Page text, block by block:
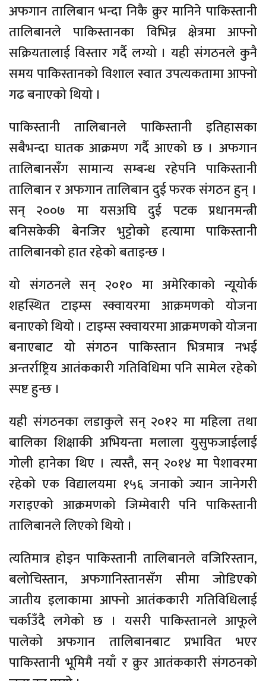
अफगान तालिबान भन्दा निकै क्रुर मानिने पाकिस्तानी
तालिबानले पाकिस्तानका विभिन्न क्षेत्रमा आफ्नो
सक्रियतालाई विस्तार गर्दै लग्यो । यही संगठनले कुनै
समय पाकिस्तानको विशाल स्वात उपत्यकतामा आफ्नो
गढ बनाएको थियो ।
पाकिस्तानी तालिबानले पाकिस्तानी इतिहासका
सबैभन्दा घातक आक्रमण गर्दै आएको छ । अफगान
तालिबानसँग सामान्य सम्बन्ध रहेपनि पाकिस्तानी
तालिबान र अफगान तालिबान दुई फरक संगठन हुन् ।
सन् २००७ मा यसअघि दुई पटक प्रधानमन्त्री
बनिसकेकी बेनजिर भुट्टोको हत्यामा पाकिस्तानी
तालिबानको हात रहेको बताइन्छ ।
यो संगठनले सन् २०१० मा अमेरिकाको न्यूयोर्क
शहस्थित टाइम्स स्क्वायरमा आक्रमणको योजना
बनाएको थियो । टाइम्स स्क्वायरमा आक्रमणको योजना
बनाएबाट यो संगठन पाकिस्तान भित्रमात्र नभई
अन्तर्राष्ट्रिय आतंककारी गतिविधिमा पनि सामेल रहेको
स्पष्ट हुन्छ ।
यही संगठनका लडाकुले सन् २०१२ मा महिला तथा
बालिका शिक्षाकी अभियन्ता मलाला युसुफजाईलाई
गोली हानेका थिए । त्यस्तै, सन् २०१४ मा पेशावरमा
रहेको एक विद्यालयमा १५६ जनाको ज्यान जानेगरी
गराइएको आक्रमणको जिम्मेवारी पनि पाकिस्तानी
तालिबानले लिएको थियो ।
त्यतिमात्र होइन पाकिस्तानी तालिबानले वजिरिस्तान,
बलोचिस्तान, अफगानिस्तानसँग सीमा जोडिएको
जातीय इलाकामा आफ्नो आतंककारी गतिविधिलाई
चर्काउँदै लगेको छ । यसरी पाकिस्तानले आफूले
पालेको अफगान तालिबानबाट प्रभावित भएर
पाकिस्तानी भूमिमै नयाँ र क्रुर आतंककारी संगठनको